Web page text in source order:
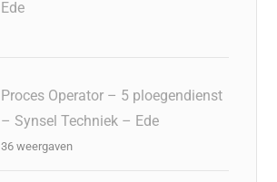
Ede
Proces Operator – 5 ploegendienst
– Synsel Techniek – Ede
36 weergaven